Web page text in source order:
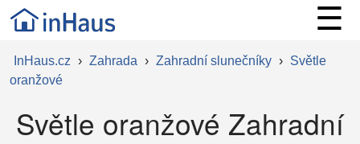
☰
InHaus.cz › Zahrada › Zahradní slunečníky › Světle
oranžové
Světle oranžové Zahradní